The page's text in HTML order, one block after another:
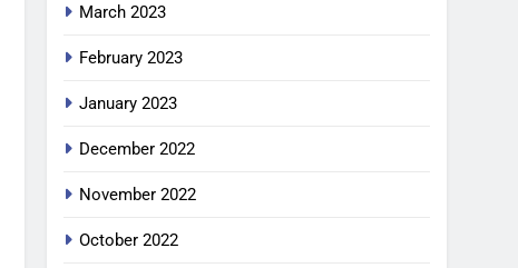
March 2023
February 2023
January 2023
December 2022
November 2022
October 2022